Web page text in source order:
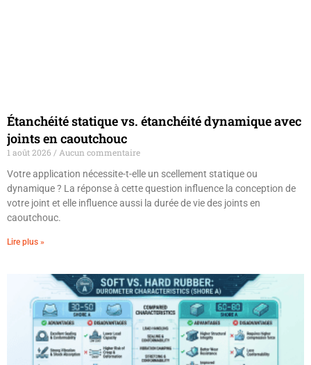
Étanchéité statique vs. étanchéité dynamique avec
joints en caoutchouc
1 août 2026
Aucun commentaire
Votre application nécessite-t-elle un scellement statique ou
dynamique ? La réponse à cette question influence la conception de
votre joint et elle influence aussi la durée de vie des joints en
caoutchouc.
Lire plus »